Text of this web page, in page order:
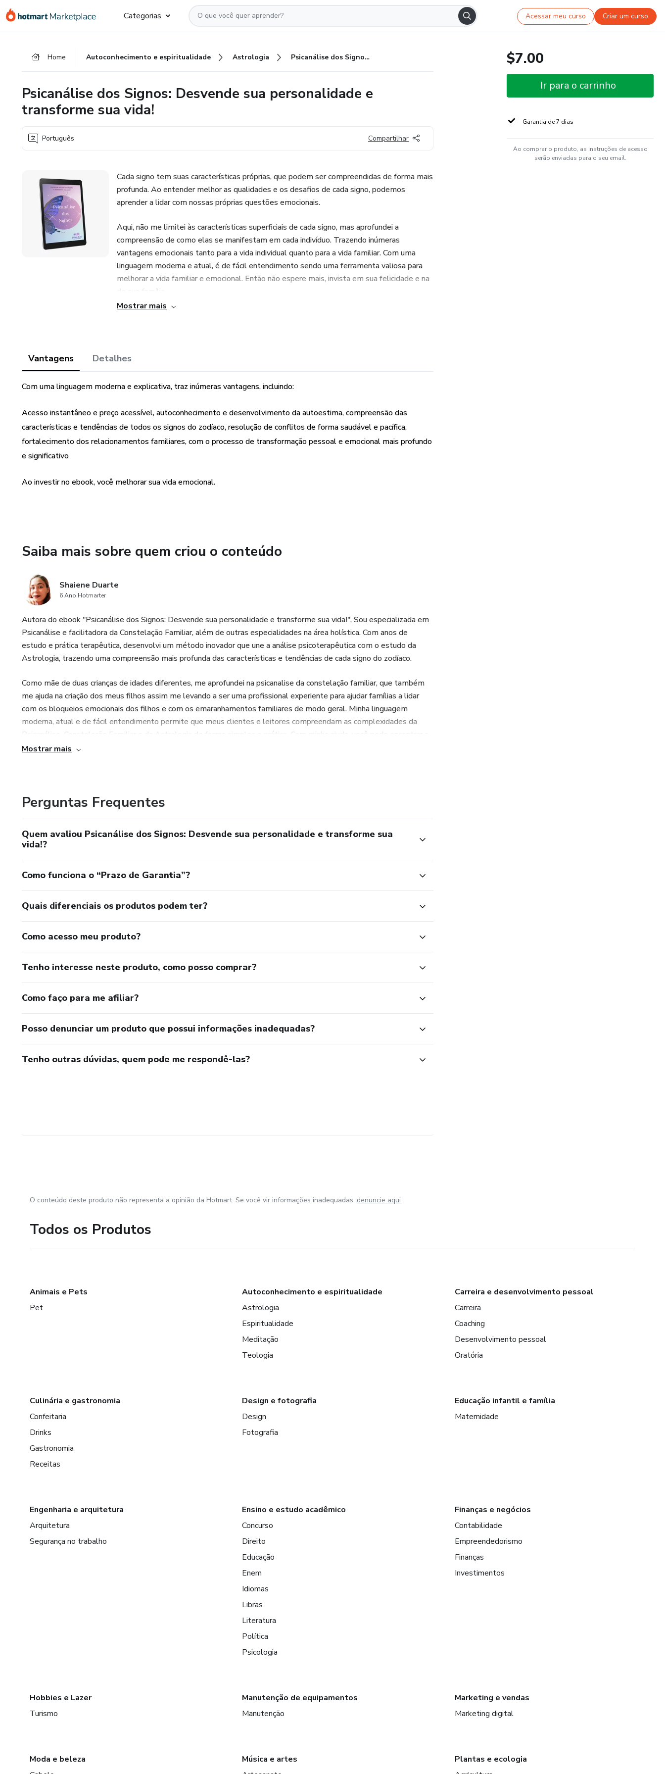
para
para
para
Categorias Acessar meu curso Criar um curso
Home Autoconhecimento e espiritualidade Astrologia Psicanálise dos Signos: Desvende sua personalidade e transforme sua vida!
Psicanálise dos Signos: Desvende sua personalidade e
transforme sua vida!
Português Compartilhar
Cada signo tem suas características próprias, que podem ser compreendidas de forma mais
profunda. Ao entender melhor as qualidades e os desafios de cada signo, podemos
aprender a lidar com nossas próprias questões emocionais.
Aqui, não me limitei às características superficiais de cada signo, mas aprofundei a
compreensão de como elas se manifestam em cada indivíduo. Trazendo inúmeras
vantagens emocionais tanto para a vida individual quanto para a vida familiar. Com uma
linguagem moderna e atual, é de fácil entendimento sendo uma ferramenta valiosa para
melhorar a vida familiar e emocional. Então não espere mais, invista em sua felicidade e na
de sua família
Ainda há muito mais a ser explorado nesse fascinante universo da Astrologia, Constelação
Mostrar mais
Vantagens Detalhes
Com uma linguagem moderna e explicativa, traz inúmeras vantagens, incluindo:
Acesso instantâneo e preço acessível, autoconhecimento e desenvolvimento da autoestima, compreensão das
características e tendências de todos os signos do zodíaco, resolução de conflitos de forma saudável e pacífica,
fortalecimento dos relacionamentos familiares, com o processo de transformação pessoal e emocional mais profundo
e significativo
Ao investir no ebook, você melhorar sua vida emocional.
Saiba mais sobre quem criou o conteúdo
Shaiene Duarte
6 Ano Hotmarter
Autora do ebook "Psicanálise dos Signos: Desvende sua personalidade e transforme sua vida!", Sou especializada em
Psicanálise e facilitadora da Constelação Familiar, além de outras especialidades na área holística. Com anos de
estudo e prática terapêutica, desenvolvi um método inovador que une a análise psicoterapêutica com o estudo da
Astrologia, trazendo uma compreensão mais profunda das características e tendências de cada signo do zodíaco.
Como mãe de duas crianças de idades diferentes, me aprofundei na psicanalise da constelação familiar, que também
me ajuda na criação dos meus filhos assim me levando a ser uma profissional experiente para ajudar famílias a lidar
com os bloqueios emocionais dos filhos e com os emaranhamentos familiares de modo geral. Minha linguagem
moderna, atual e de fácil entendimento permite que meus clientes e leitores compreendam as complexidades da
Psicanálise, Constelação Familiar e da Astrologia de forma simples e prática. Com minha ajuda, você pode encontrar a
paz interior e a harmonia familiar que você tanto procura.
Mostrar mais
Perguntas Frequentes
Quem avaliou Psicanálise dos Signos: Desvende sua personalidade e transforme sua
vida!?
Como funciona o “Prazo de Garantia”?
Quais diferenciais os produtos podem ter?
Como acesso meu produto?
Tenho interesse neste produto, como posso comprar?
Como faço para me afiliar?
Posso denunciar um produto que possui informações inadequadas?
Tenho outras dúvidas, quem pode me respondê-las?
$7.00
Ir para o carrinho
Garantia de 7 dias
Ao comprar o produto, as instruções de acesso
serão enviadas para o seu email.
O conteúdo deste produto não representa a opinião da Hotmart. Se você vir informações inadequadas, denuncie aqui
Todos os Produtos
Animais e Pets
Pet
Autoconhecimento e espiritualidade
Astrologia
Espiritualidade
Meditação
Teologia
Carreira e desenvolvimento pessoal
Carreira
Coaching
Desenvolvimento pessoal
Oratória
Culinária e gastronomia
Confeitaria
Drinks
Gastronomia
Receitas
Design e fotografia
Design
Fotografia
Educação infantil e família
Maternidade
Engenharia e arquitetura
Arquitetura
Segurança no trabalho
Ensino e estudo acadêmico
Concurso
Direito
Educação
Enem
Idiomas
Libras
Literatura
Política
Psicologia
Finanças e negócios
Contabilidade
Empreendedorismo
Finanças
Investimentos
Hobbies e Lazer
Turismo
Manutenção de equipamentos
Manutenção
Marketing e vendas
Marketing digital
Moda e beleza
Música e artes
Plantas e ecologia